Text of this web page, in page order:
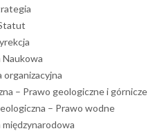
Naukowa
– Prawo geologiczne i górnicze
– Prawo wodne
międzynarodowa